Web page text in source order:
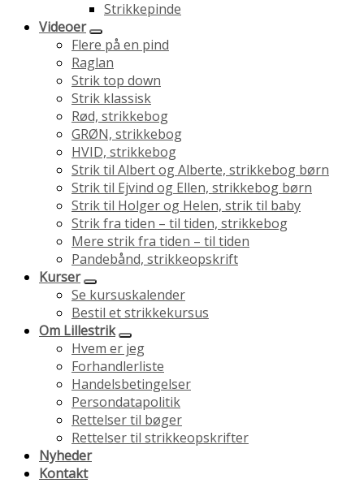
Strikkepinde
Videoer
Flere på en pind
Raglan
Strik top down
Strik klassisk
Rød, strikkebog
GRØN, strikkebog
HVID, strikkebog
Strik til Albert og Alberte, strikkebog børn
Strik til Ejvind og Ellen, strikkebog børn
Strik til Holger og Helen, strik til baby
Strik fra tiden – til tiden, strikkebog
Mere strik fra tiden – til tiden
Pandebånd, strikkeopskrift
Kurser
Se kursuskalender
Bestil et strikkekursus
Om Lillestrik
Hvem er jeg
Forhandlerliste
Handelsbetingelser
Persondatapolitik
Rettelser til bøger
Rettelser til strikkeopskrifter
Nyheder
Kontakt